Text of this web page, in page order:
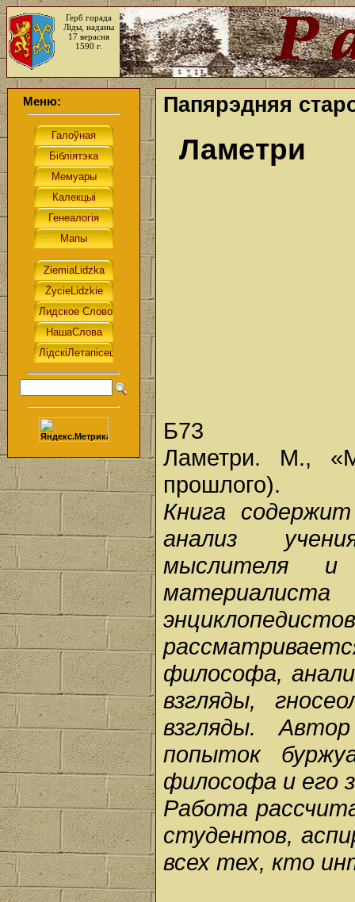
Герб горада
Ліды, наданы
17 верасня
1590 г.
Меню: Папярэдняя
Ламетри
Б73
Ламетри. М.,
прошлого).
Книга
анализ
мыслителя и
философа,
взгляды,
взгляды.
попыток
философа и его
Работа
студентов,
всех тех, кто